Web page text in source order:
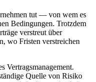
tut — von wem es
Bedingungen. Trotzdem
verstreut über
wo Fristen verstreichen
Vertragsmanagement.
Quelle von Risiko